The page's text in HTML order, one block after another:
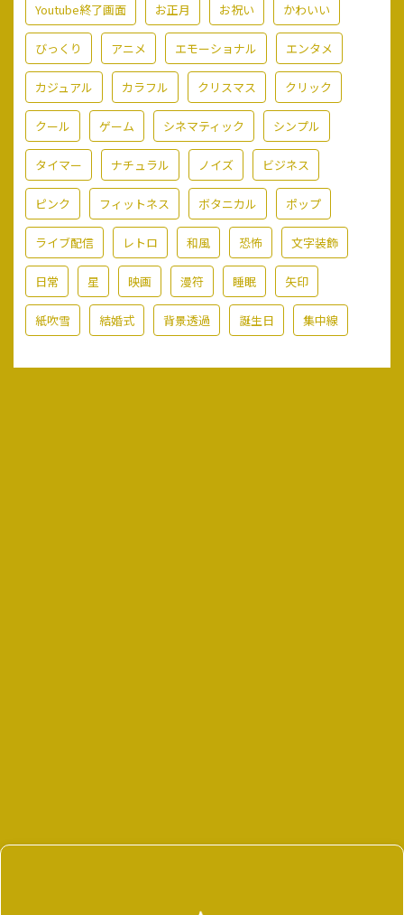
Youtube終了画面 お正月 お祝い かわいい
びっくり アニメ エモーショナル エンタメ
カジュアル カラフル クリスマス クリック
クール ゲーム シネマティック シンプル
タイマー ナチュラル ノイズ ビジネス
ピンク フィットネス ボタニカル ポップ
ライブ配信 レトロ 和風 恐怖 文字装飾
日常 星 映画 漫符 睡眠 矢印
紙吹雪 結婚式 背景透過 誕生日 集中線